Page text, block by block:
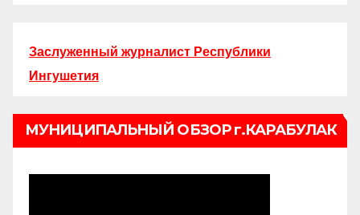
Заслуженный журналист Республики
Ингушетия
МУНИЦИПАЛЬНЫЙ ОБЗОР г.КАРАБУЛАК